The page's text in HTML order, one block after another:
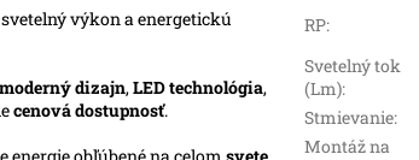
výkon a energetickú
moderný dizajn, LED technológia,
cenová dostupnosť.
energie obľúbené na celom svete.
RP:
Svetelný tok
(Lm):
Stmievanie:
Montáž na